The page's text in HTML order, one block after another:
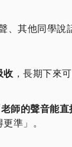
、其他同學說
收 ，長期下來
師的聲音能
準」。